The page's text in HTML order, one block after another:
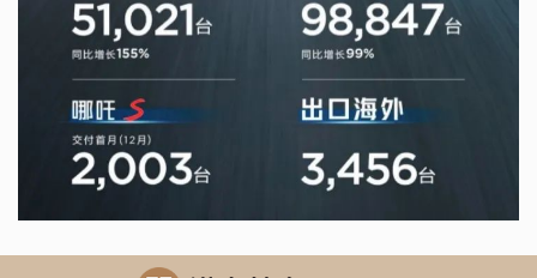
洪泰Family | 易点云鸣锣上市 “办公云第一股”诞生